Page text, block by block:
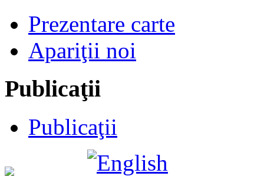
Prezentare carte
Apariţii noi
Publicaţii
Publicaţii